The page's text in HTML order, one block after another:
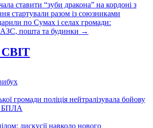
ставити “зуби дракона” на кордоні з
стартували разом із союзниками
по Сумах і селах громади:
пошта та будинки →
громади поліція нейтралізувала бойову
БПЛА
дискусії навколо нового